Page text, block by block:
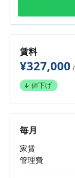
賃料
¥327,000
値下げ
毎月
家賃
管理費